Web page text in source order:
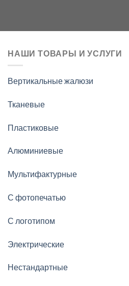
НАШИ ТОВАРЫ И УСЛУГИ
Вертикальные жалюзи
Тканевые
Пластиковые
Алюминиевые
Мультифактурные
С фотопечатью
С логотипом
Электрические
Нестандартные